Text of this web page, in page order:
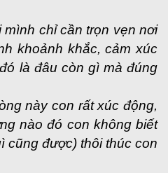
chỉ cần trọn vẹn nơi
khoảnh khắc, cảm xúc
là đâu còn gì mà đúng
này con rất xúc động,
nào đó con không biết
cũng được) thôi thúc con